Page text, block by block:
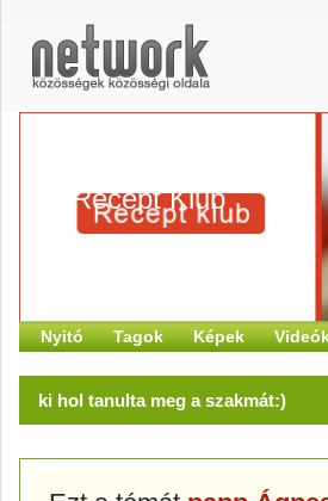
Recept Klub
Nyitó Tagok Képek
ki hol tanulta meg a szakmát:)